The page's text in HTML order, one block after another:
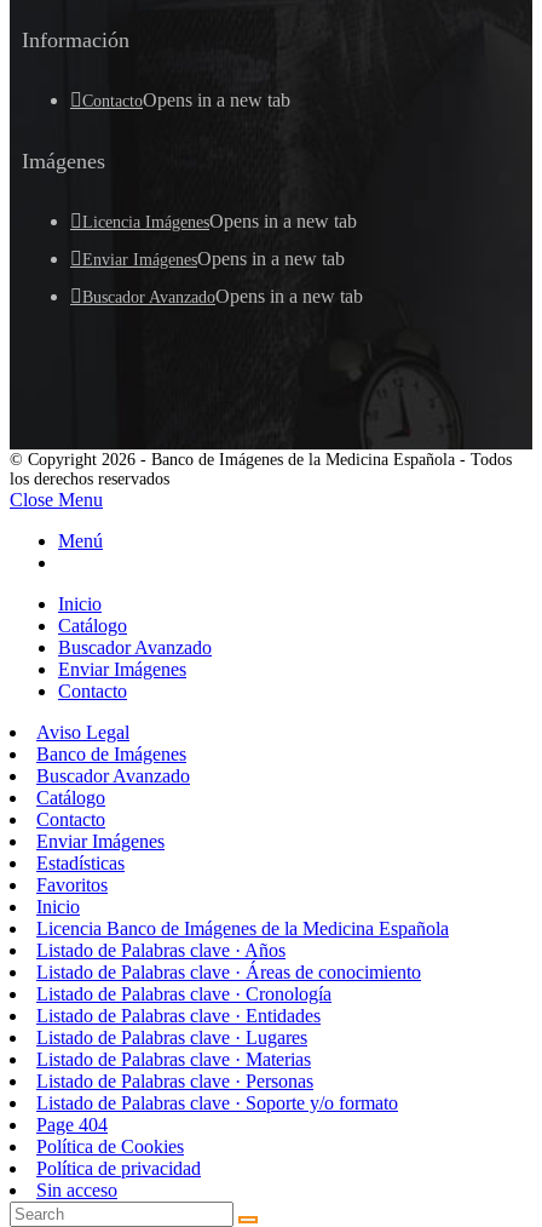
Información
ContactoOpens in a new tab
Imágenes
Licencia ImágenesOpens in a new tab
Enviar ImágenesOpens in a new tab
Buscador AvanzadoOpens in a new tab
© Copyright 2026 - Banco de Imágenes de la Medicina Española - Todos
los derechos reservados
Close Menu
Menú
Inicio
Catálogo
Buscador Avanzado
Enviar Imágenes
Contacto
Aviso Legal
Banco de Imágenes
Buscador Avanzado
Catálogo
Contacto
Enviar Imágenes
Estadísticas
Favoritos
Inicio
Licencia Banco de Imágenes de la Medicina Española
Listado de Palabras clave · Años
Listado de Palabras clave · Áreas de conocimiento
Listado de Palabras clave · Cronología
Listado de Palabras clave · Entidades
Listado de Palabras clave · Lugares
Listado de Palabras clave · Materias
Listado de Palabras clave · Personas
Listado de Palabras clave · Soporte y/o formato
Page 404
Política de Cookies
Política de privacidad
Sin acceso